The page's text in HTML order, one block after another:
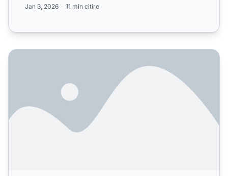
Jan 3, 2026 11 min citire
Brandul nostru este denaturat în răspunsurile AI - cum îți